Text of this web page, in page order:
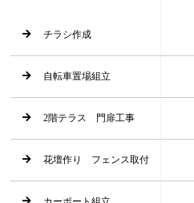
チラシ作成
自転車置場組立
2階テラス 門扉工事
花壇作り フェンス取付